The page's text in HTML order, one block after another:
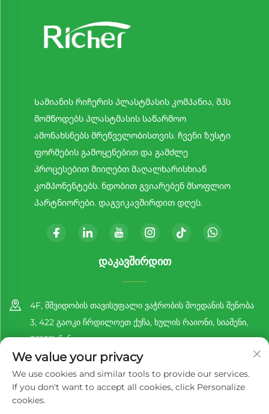
Სამიანის რიჩერის პლასტმასის კომპანია, შპს
მომწოდებს პლასტმასის საწარმოო
ამონახსნებს მრეწველობისთვის. ჩვენი ზუსტი
ფორმების გამოყენებით და გამძლე
პროცესებით მიიღებთ მაღალხარისხიან
კომპონენტებს. ნდობით გვიარებენ მსოფლიო
პარტნიორები. დაგვიკავშირდით დღეს.
ᲓᲐᲙᲐᲕᲨᲘᲠᲓᲘᲗ
4F, მშვიდობის თავისუფალი ვაჭრობის მოედანის შენობა
3, 422 გაოკი ჩრდილოეთ ქუჩა, ხულის რაიონი, სიამენი,
361011, ჩინეთი
+86-13860188777
[email protected]
We value your privacy
We use cookies and similar tools to provide our services.
If you don't want to accept all cookies, click Personalize
cookies.